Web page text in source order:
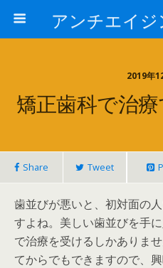
2019年
矯正歯科で治
Share Tweet
歯並びが悪いと、初対面の
すよね。美しい歯並びを手
で治療を受けるしかありま
てからでもできますので、